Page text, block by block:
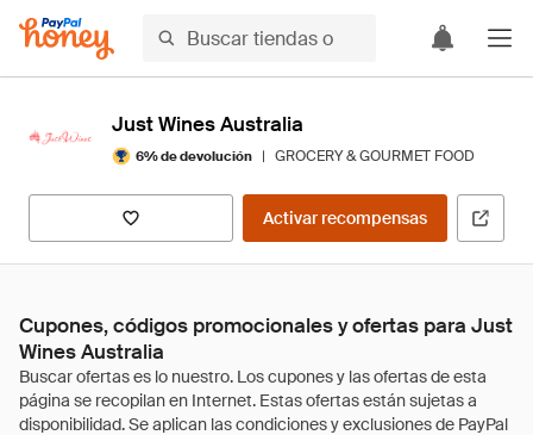
Just Wines Australia
6% de devolución | GROCERY & GOURMET FOOD
Activar recompensas
Cupones, códigos promocionales y ofertas para Just
Wines Australia